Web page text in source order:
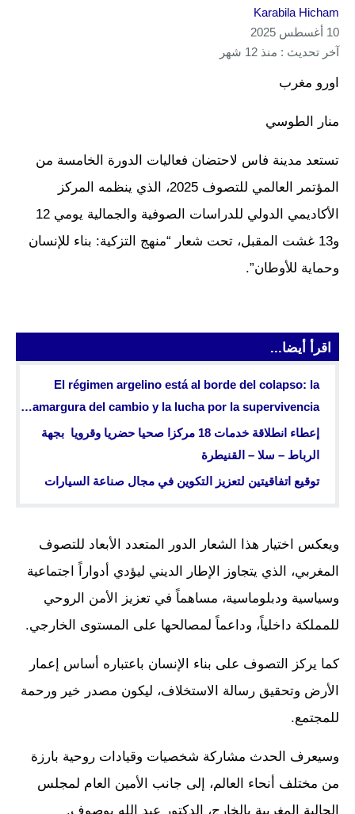
Karabila Hicham
10 أغسطس 2025
آخر تحديث : منذ 12 شهر
اورو مغرب
منار الطوسي
تستعد مدينة فاس لاحتضان فعاليات الدورة الخامسة من
المؤتمر العالمي للتصوف 2025، الذي ينظمه المركز
الأكاديمي الدولي للدراسات الصوفية والجمالية يومي 12
و13 غشت المقبل، تحت شعار “منهج التزكية: بناء للإنسان
وحماية للأوطان”.
اقرأ أيضا...
El régimen argelino está al borde del colapso: la
amargura del cambio y la lucha por la supervivencia…
إعطاء انطلاقة خدمات 18 مركزا صحيا حضريا وقرويا بجهة
الرباط – سلا – القنيطرة
توقيع اتفاقيتين لتعزيز التكوين في مجال صناعة السيارات
ويعكس اختيار هذا الشعار الدور المتعدد الأبعاد للتصوف
المغربي، الذي يتجاوز الإطار الديني ليؤدي أدواراً اجتماعية
وسياسية ودبلوماسية، مساهماً في تعزيز الأمن الروحي
للمملكة داخلياً، وداعماً لمصالحها على المستوى الخارجي.
كما يركز التصوف على بناء الإنسان باعتباره أساس إعمار
الأرض وتحقيق رسالة الاستخلاف، ليكون مصدر خير ورحمة
للمجتمع.
وسيعرف الحدث مشاركة شخصيات وقيادات روحية بارزة
من مختلف أنحاء العالم، إلى جانب الأمين العام لمجلس
الجالية المغربية بالخارج، الدكتور عبد الله بوصوف.